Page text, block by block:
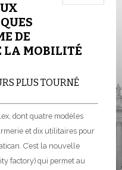
DE
LA MOBILITÉ
PLUS TOURNÉ
dont quatre modèles
et dix utilitaires pour
C’est la nouvelle
factory) qui permet au